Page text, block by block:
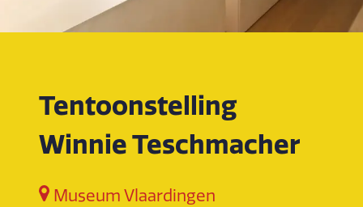
Tentoonstelling
Winnie Teschmacher
Museum Vlaardingen